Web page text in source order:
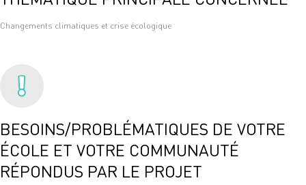
Changements climatiques et crise écologique
BESOINS/PROBLÉMATIQUES DE VOTRE
ÉCOLE ET VOTRE COMMUNAUTÉ
RÉPONDUS PAR LE PROJET